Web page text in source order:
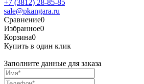
+7 (3812) 28-85-85
sale@pkangara.ru
Сравнение0
Избранное0
Корзина0
Купить в один клик
Заполните данные для заказа